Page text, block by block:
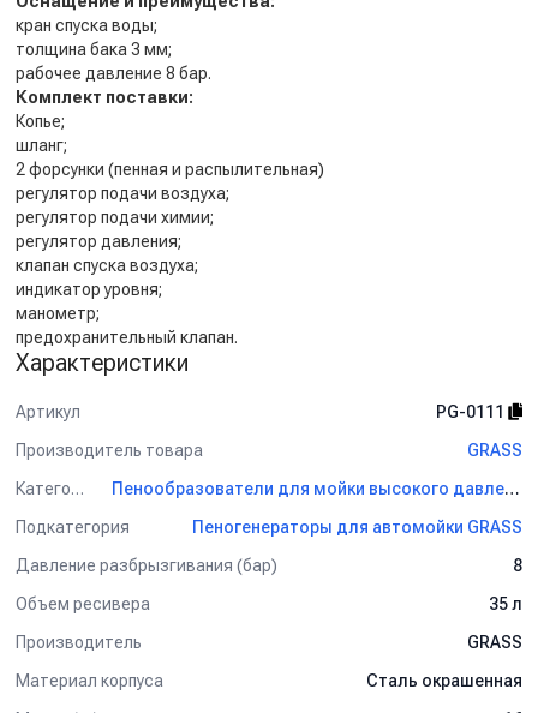
кран спуска воды;
толщина бака 3 мм;
рабочее давление 8 бар.
Комплект поставки:
Копье;
шланг;
2 форсунки (пенная и распылительная)
регулятор подачи воздуха;
регулятор подачи химии;
регулятор давления;
клапан спуска воздуха;
индикатор уровня;
манометр;
предохранительный клапан.
Характеристики
Артикул
PG-0111
Производитель товара
GRASS
Категория
Пенообразователи для мойки высокого давления GRASS
Подкатегория
Пеногенераторы для автомойки GRASS
Давление разбрызгивания (бар)
8
Объем ресивера
35 л
Производитель
GRASS
Материал корпуса
Сталь окрашенная